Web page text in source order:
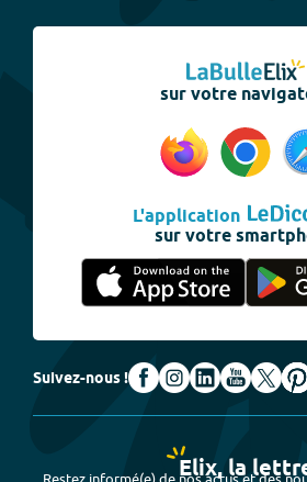
sur votre
L'application
sur votre
Suivez-nous !
Elix, la